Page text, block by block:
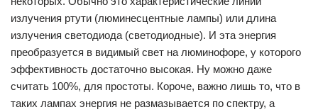
излучения ртути (люминесцентные лампы) или длина
излучения светодиода (светодиодные). И эта энергия
преобразуется в видимый свет на люминофоре, у которого
эффективность достаточно высокая. Ну можно даже
считать 100%, для простоты. Короче, важно лишь то, что в
таких лампах энергия не размазывается по спектру, а